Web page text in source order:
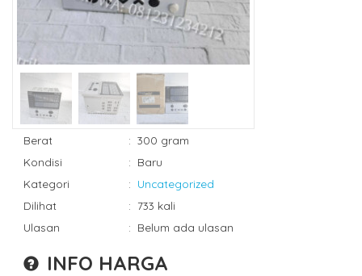
Berat : 300 gram
Kondisi
: Baru
Kategori
: Uncategorized
Dilihat
: 733 kali
Ulasan
: Belum ada ulasan
INFO HARGA